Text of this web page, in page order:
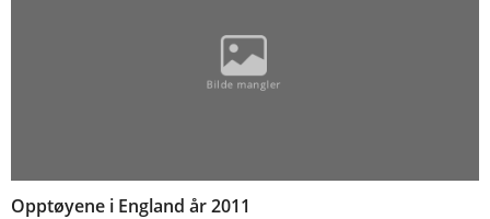
Opptøyene i England år 2011